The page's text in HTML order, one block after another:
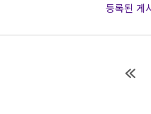
등록된 게